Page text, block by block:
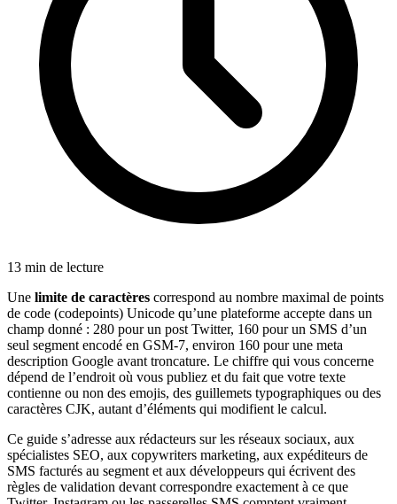
13 min de lecture
Une limite de caractères correspond au nombre maximal de points
de code (codepoints) Unicode qu’une plateforme accepte dans un
champ donné : 280 pour un post Twitter, 160 pour un SMS d’un
seul segment encodé en GSM-7, environ 160 pour une meta
description Google avant troncature. Le chiffre qui vous concerne
dépend de l’endroit où vous publiez et du fait que votre texte
contienne ou non des emojis, des guillemets typographiques ou des
caractères CJK, autant d’éléments qui modifient le calcul.
Ce guide s’adresse aux rédacteurs sur les réseaux sociaux, aux
spécialistes SEO, aux copywriters marketing, aux expéditeurs de
SMS facturés au segment et aux développeurs qui écrivent des
règles de validation devant correspondre exactement à ce que